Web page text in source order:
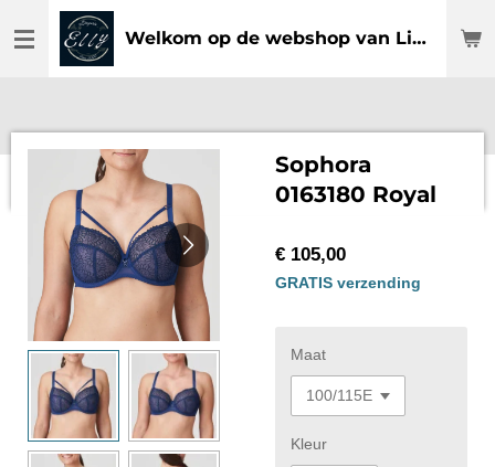
direct
Welkom op de webshop van Lingerie Elly
Sophora
0163180 Royal
€ 105,00
GRATIS verzending
Maat
Kleur